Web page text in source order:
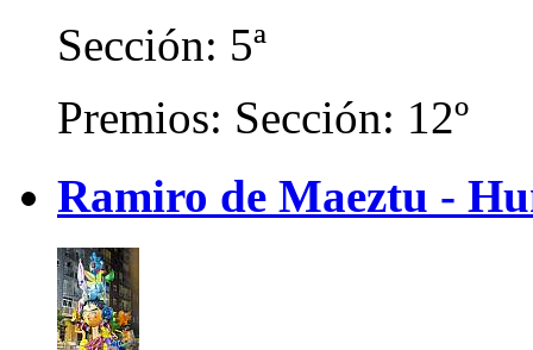
Sección: 5ª
Premios: Sección: 12º
Ramiro de Maeztu -